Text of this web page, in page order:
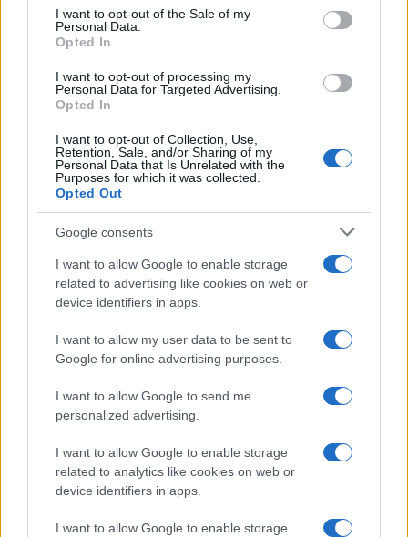
consent section.
I want to opt-out of the Sale of my
Personal Data.
Opted In
I want to opt-out of processing my
Personal Data for Targeted Advertising.
Opted In
I want to opt-out of Collection, Use,
Retention, Sale, and/or Sharing of my
Personal Data that Is Unrelated with the
Purposes for which it was collected.
Opted Out
Google consents
I want to allow Google to enable storage
related to advertising like cookies on web or
device identifiers in apps.
I want to allow my user data to be sent to
Google for online advertising purposes.
I want to allow Google to send me
personalized advertising.
I want to allow Google to enable storage
related to analytics like cookies on web or
device identifiers in apps.
I want to allow Google to enable storage
Petróleo Brent cai 8.3% e arrasta commodities em agosto de
Rafael Oliveira · 6 ago 2026